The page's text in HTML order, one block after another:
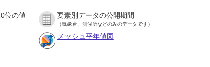
位の値 要素別データの公開期間
（気象台、測候所などのみのデータです）
メッシュ平年値図